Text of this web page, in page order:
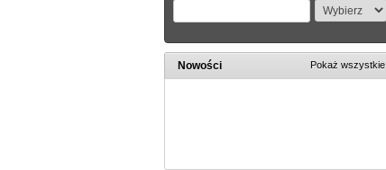
Nowości Pokaż wszystkie